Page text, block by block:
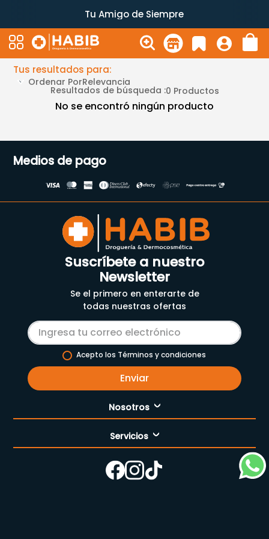
Tu Amigo de Siempre
Tus resultados para:
Ordenar PorRelevancia
Resultados de búsqueda :0 Productos
No se encontró ningún producto
Medios de pago
Suscríbete a nuestro
Newsletter
Se el primero en enterarte de
todas nuestras ofertas
Acepto los Términos y condiciones
Enviar
Nosotros
Nuestra empresa
Cómo comprar
Nuestras tiendas
Servicios
Enfermería